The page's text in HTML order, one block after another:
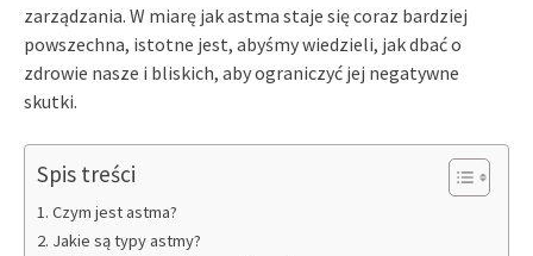
zarządzania. W miarę jak astma staje się coraz bardziej
powszechna, istotne jest, abyśmy wiedzieli, jak dbać o
zdrowie nasze i bliskich, aby ograniczyć jej negatywne
skutki.
Spis treści
Czym jest astma?
Jakie są typy astmy?